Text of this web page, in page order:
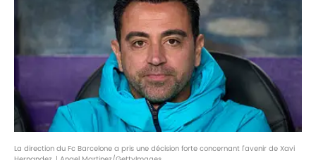
La direction du Fc Barcelone a pris une décision forte concernant l'avenir de Xavi